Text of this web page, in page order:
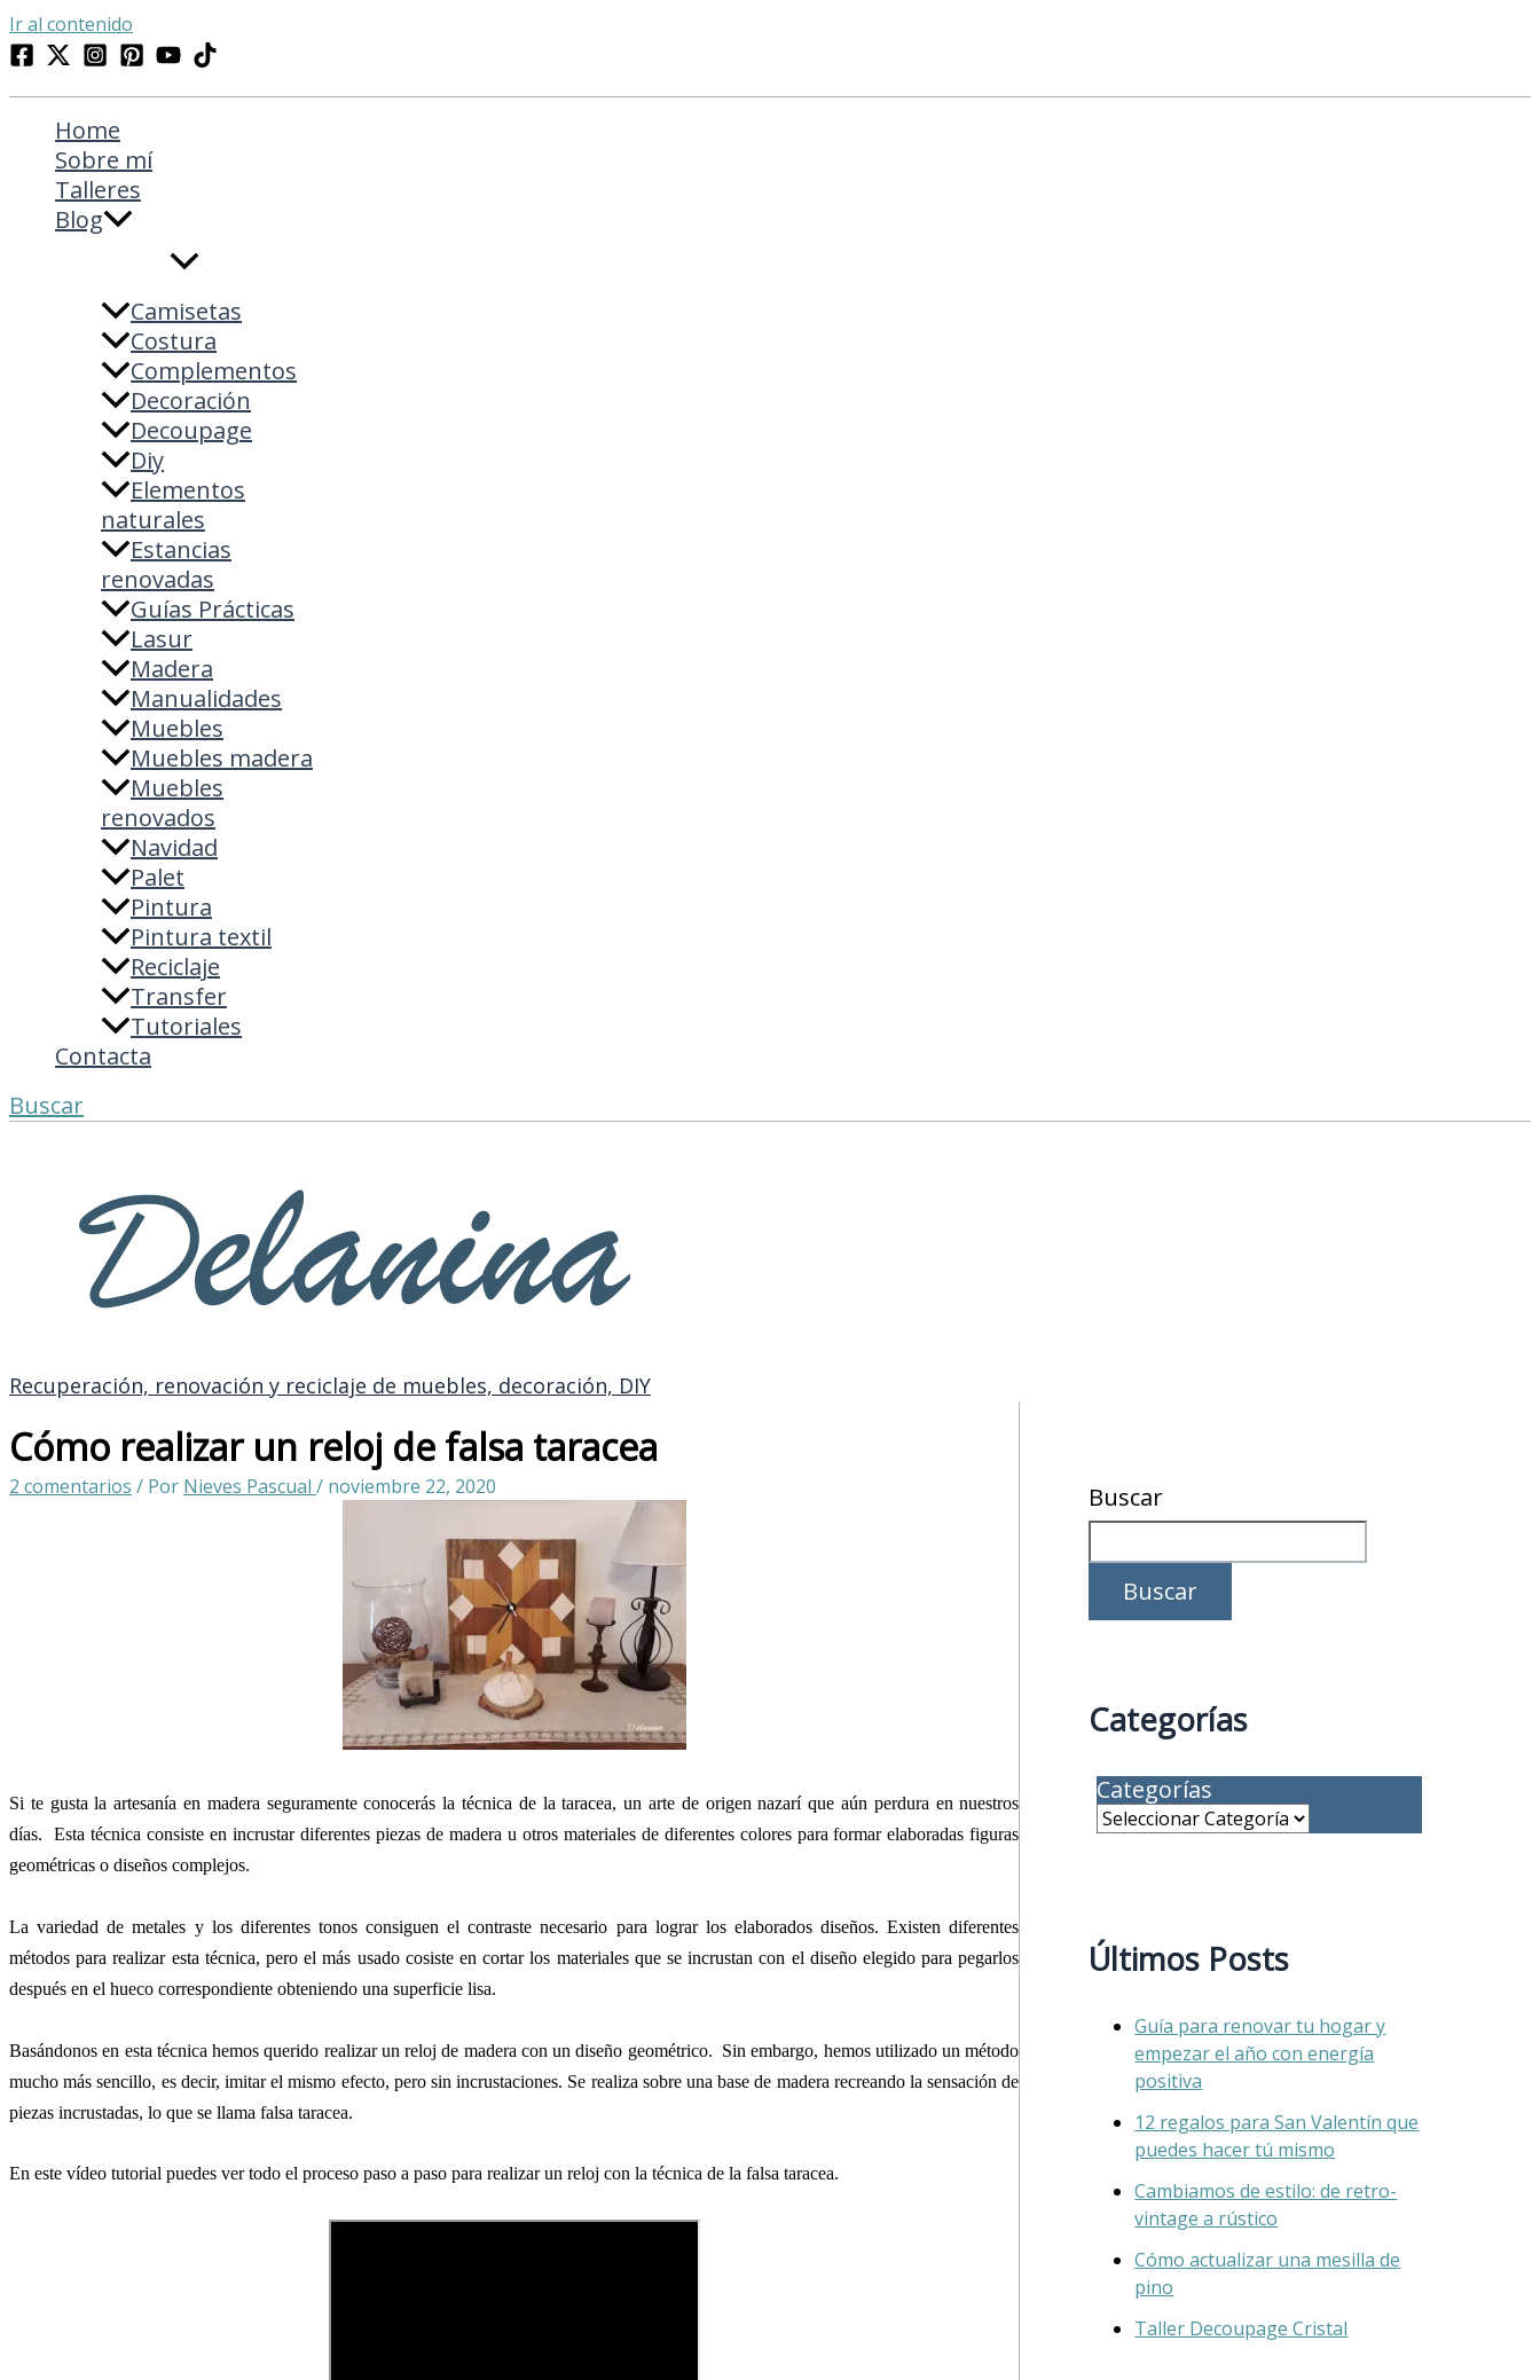
Ir al contenido
Home
Sobre mí
Talleres
Blog
Camisetas
Costura
Complementos
Decoración
Decoupage
Diy
Elementos
naturales
Estancias
renovadas
Guías Prácticas
Lasur
Madera
Manualidades
Muebles
Muebles madera
Muebles
renovados
Navidad
Palet
Pintura
Pintura textil
Reciclaje
Transfer
Tutoriales
Contacta
Buscar
Recuperación, renovación y reciclaje de muebles, decoración, DIY
Cómo realizar un reloj de falsa taracea
2 comentarios / Por Nieves Pascual / noviembre 22, 2020
Si te gusta la artesanía en madera seguramente conocerás la técnica de la taracea,un arte de origen nazarí que aún perdura en nuestros
días.
Esta técnica consiste en incrustar diferentes piezas de madera u otros materiales de diferentes colores para formar elaboradas figuras
geométricas o diseños complejos.
La variedad de metales y los diferentes tonos consiguen el contraste necesario para lograr los elaborados diseños. Existen diferentes
métodos para realizar esta técnica, pero el más usado cosiste en cortar los materiales que se incrustan con el diseño elegido para pegarlos
después en el hueco correspondiente obteniendo una superficie lisa.
Basándonos en esta técnica hemos querido realizar un reloj de madera con un diseño geométrico. Sin embargo, hemos utilizado un método
mucho más sencillo, es decir, imitar el mismo efecto, pero sin incrustaciones. Se realiza sobre una base de madera recreando la sensación de
piezas incrustadas, lo que se llama falsa taracea.
En este vídeo tutorial puedes ver todo el proceso paso a paso para realizar un reloj con la técnica de la falsa taracea.
Buscar
Buscar
Categorías
Categorías
Últimos Posts
Guía para renovar tu hogar y
empezar el año con energía
positiva
12 regalos para San Valentín que
puedes hacer tú mismo
Cambiamos de estilo: de retro-
vintage a rústico
Cómo actualizar una mesilla de
pino
Taller Decoupage Cristal